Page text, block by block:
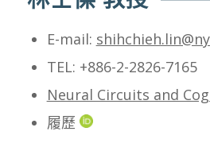
E-mail:
TEL: +886-2-2826-7165
Neural Circuits and
履歷